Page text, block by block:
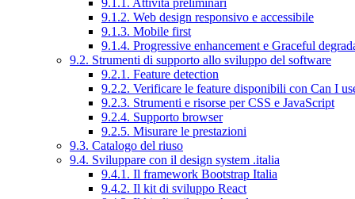
9.1.1. Attività preliminari
9.1.2. Web design responsivo e accessibile
9.1.3. Mobile first
9.1.4. Progressive enhancement e Graceful
9.2. Strumenti di supporto allo sviluppo del software
9.2.1. Feature detection
9.2.2. Verificare le feature disponibili con Can I
9.2.3. Strumenti e risorse per CSS e JavaScript
9.2.4. Supporto browser
9.2.5. Misurare le prestazioni
9.3. Catalogo del riuso
9.4. Sviluppare con il design system .italia
9.4.1. Il framework Bootstrap Italia
9.4.2. Il kit di sviluppo React